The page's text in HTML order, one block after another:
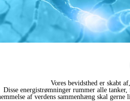
Vores bevidsthed er skabt
Disse energistrømninger rummer alle
af verdens sammenhæng skal